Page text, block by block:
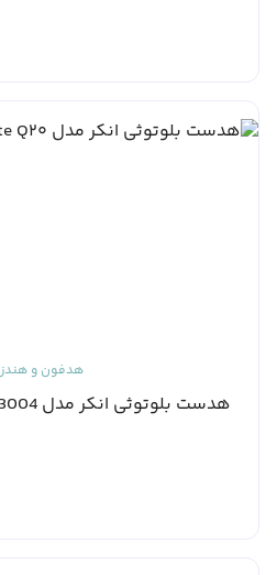
هدفون و
هدست بلوتوثی انکر مدل Soundcore Life Q20 A3004